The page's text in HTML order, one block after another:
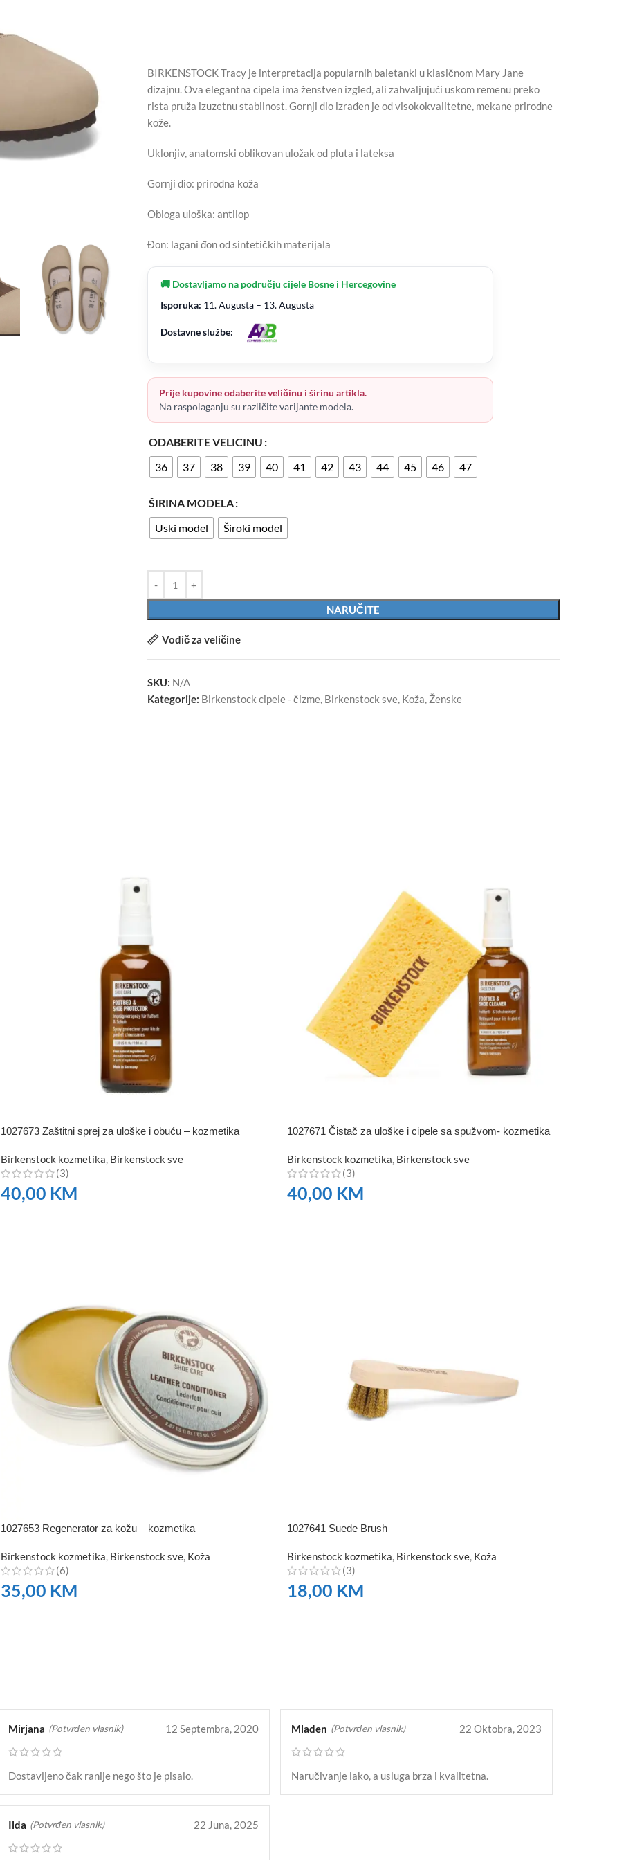
BIRKENSTOCK Tracy je interpretacija popularnih baletanki u klasičnom Mary Jane
dizajnu. Ova elegantna cipela ima ženstven izgled, ali zahvaljujući uskom remenu preko
rista pruža izuzetnu stabilnost. Gornji dio izrađen je od visokokvalitetne, mekane prirodne
kože.
Uklonjiv, anatomski oblikovan uložak od pluta i lateksa
Gornji dio: prirodna koža
Obloga uloška: antilop
Đon: lagani đon od sintetičkih materijala
🚚 Dostavljamo na području cijele Bosne i Hercegovine
Isporuka: 11. Augusta – 13. Augusta
Dostavne službe:
Prije kupovine odaberite veličinu i širinu artikla.
Na raspolaganju su različite varijante modela.
ODABERITE VELICINU
36
37 38 39 40 41 42 43 44 45 46 47
ŠIRINA MODELA
Uski model
Široki model
NARUČITE
Vodič za veličine
SKU: N/A
Kategorije: Birkenstock cipele - čizme, Birkenstock sve, Koža, Ženske
1027673 Zaštitni sprej za uloške i obuću – kozmetika
Birkenstock kozmetika, Birkenstock sve
(3)
40,00 KM
1027671 Čistač za uloške i cipele sa spužvom- kozmetika
Birkenstock kozmetika, Birkenstock sve
(3)
40,00 KM
1027653 Regenerator za kožu – kozmetika
Birkenstock kozmetika, Birkenstock sve, Koža
(6)
35,00 KM
1027641 Suede Brush
Birkenstock kozmetika, Birkenstock sve, Koža
(3)
18,00 KM
Mirjana (Potvrđen vlasnik) 12 Septembra, 2020
Dostavljeno čak ranije nego što je pisalo.
Mladen (Potvrđen vlasnik) 22 Oktobra, 2023
Naručivanje lako, a usluga brza i kvalitetna.
Ilda (Potvrđen vlasnik) 22 Juna, 2025